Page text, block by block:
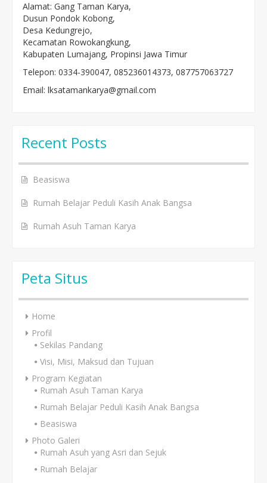
Alamat: Gang Taman Karya,
Dusun Pondok Kobong,
Desa Kedungrejo,
Kecamatan Rowokangkung,
Kabupaten Lumajang, Propinsi Jawa Timur
Telepon: 0334-390047, 085236014373, 087757063727
Email: lksatamankarya@gmail.com
Recent Posts
Beasiswa
Rumah Belajar Peduli Kasih Anak Bangsa
Rumah Asuh Taman Karya
Peta Situs
Home
Profil
Sekilas Pandang
Visi, Misi, Maksud dan Tujuan
Program Kegiatan
Rumah Asuh Taman Karya
Rumah Belajar Peduli Kasih Anak Bangsa
Beasiswa
Photo Galeri
Rumah Asuh yang Asri dan Sejuk
Rumah Belajar